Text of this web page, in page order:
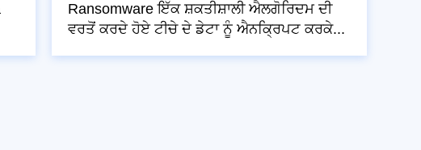
Ransomware ਇੱਕ ਸ਼ਕਤੀਸ਼ਾਲੀ ਐਲਗੋਰਿਦਮ ਦੀ
ਵਰਤੋਂ ਕਰਦੇ ਹੋਏ ਟੀਚੇ ਦੇ ਡੇਟਾ ਨੂੰ ਐਨਕ੍ਰਿਪਟ ਕਰਕੇ...